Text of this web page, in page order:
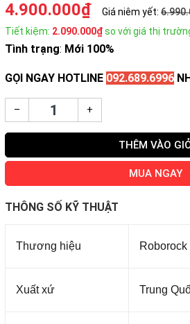
4.900.000₫ Giá niêm yết:
Tiết kiệm: 2.090.000₫so với giá thị
Tình trạng: Mới 100%
GỌI NGAY HOTLINE 092.689.6996
– +
THÊM VÀO
MUA NGAY
THÔNG SỐ KỸ THUẬT
Thương hiệu Roborock
Xuất xứ Trung